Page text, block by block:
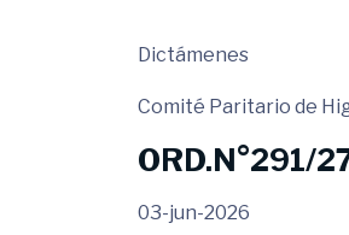
Dictámenes
Comité Paritario de
ORD.N°291/
03-jun-2026